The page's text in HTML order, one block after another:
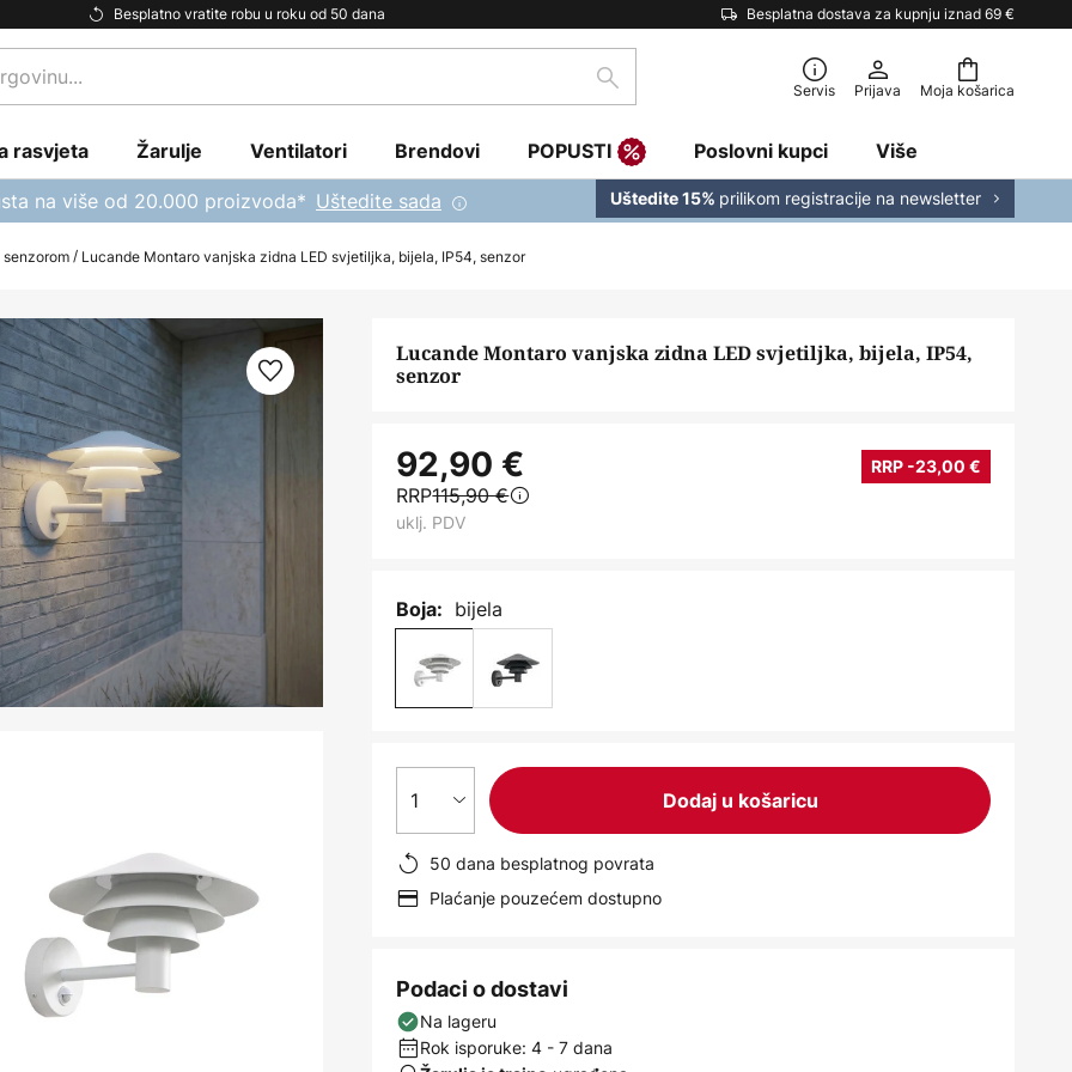
Besplatno vratite robu u roku od 50 dana Besplatna dostava za kupnju iznad 69 €
Moja košarica
traži Servis Prijava
rasvjeta Žarulje Ventilatori Brendovi POPUSTI Poslovni kupci Više
na više od 20.000 proizvoda* Uštedite sada Uštedite 15% prilikom registracije na newsletter
Lucande Montaro vanjska zidna LED svjetiljka, bijela, IP54, senzor
Lucande Montaro vanjska zidna LED svjetiljka, bijela, IP54,
senzor
92,90 € RRP -23,00 €
RRP115,90 €
uklj. PDV
Boja: bijela
1 Dodaj u košaricu
50 dana besplatnog povrata
Plaćanje pouzećem dostupno
Podaci o dostavi
Na lageru
Rok isporuke: 4 - 7 dana